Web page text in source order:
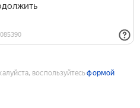
воспользуйтесьформой